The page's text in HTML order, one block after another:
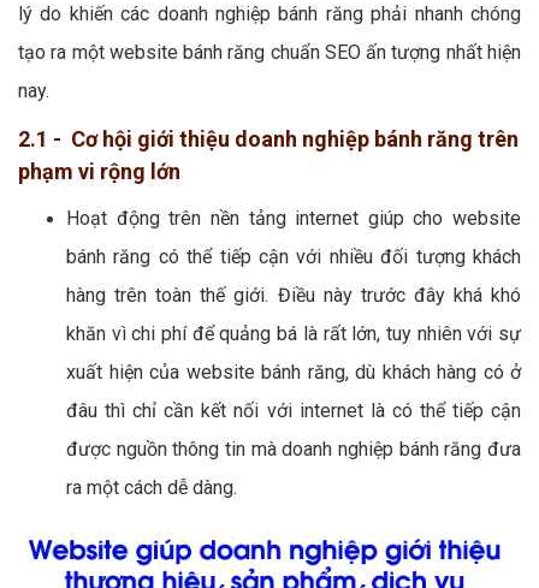
lý do khiến các doanh nghiệp bánh răng phải nhanh chóng
tạo ra một website bánh răng chuẩn SEO ấn tượng nhất hiện
nay.
2.1 - Cơ hội giới thiệu doanh nghiệp bánh răng trên
phạm vi rộng lớn
Hoạt động trên nền tảng internet giúp cho website
bánh răng có thể tiếp cận với nhiều đối tượng khách
hàng trên toàn thế giới. Điều này trước đây khá khó
khăn vì chi phí để quảng bá là rất lớn, tuy nhiên với sự
xuất hiện của website bánh răng, dù khách hàng có ở
đâu thì chỉ cần kết nối với internet là có thể tiếp cận
được nguồn thông tin mà doanh nghiệp bánh răng đưa
ra một cách dễ dàng.